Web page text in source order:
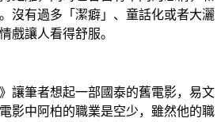
沒有過多「潔癖」、童話化或者大灑
戲讓人看得舒服。
筆者想起一部國泰的舊電影，易文
影中阿柏的職業是空少，雖然他的職